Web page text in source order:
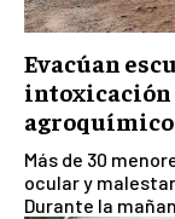
Evacúan
intoxicación
Más de 30
ocular y malestar
Durante la